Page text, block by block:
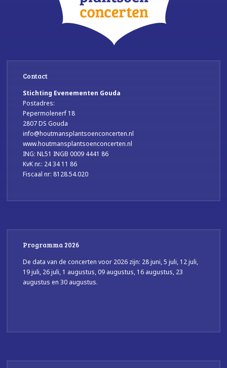
Contact
Stichting Evenementen Gouda
Postadres:
Pepermolenerf 18
2807 DS Gouda
info@houtmansplantsoenconcerten.nl
www.houtmansplantsoenconcerten.nl
ING: NL51 INGB 0009 4441 86
KvK nr.: 24 34 11 86
Fiscaal nr: 8128.54.020
Programma 2026
De data van de concerten voor 2026 zijn: 28 juni, 5 juli, 12 juli,
19 juli, 26 juli, 1 augustus, 09 augustus, 16 augustus, 23
augustus en 30 augustus.